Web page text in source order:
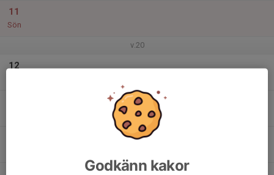
11
Sön
v.20
12
Godkänn kakor